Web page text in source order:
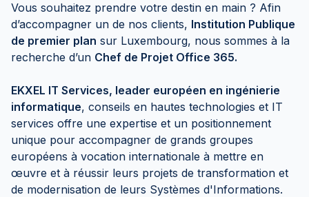
Vous souhaitez prendre votre destin en main ? Afin
d’accompagner un de nos clients, Institution Publique
de premier plan sur Luxembourg, nous sommes à la
recherche d’un Chef de Projet Office 365.
EKXEL IT Services, leader européen en ingénierie
informatique, conseils en hautes technologies et IT
services offre une expertise et un positionnement
unique pour accompagner de grands groupes
européens à vocation internationale à mettre en
œuvre et à réussir leurs projets de transformation et
de modernisation de leurs Systèmes d'Informations.